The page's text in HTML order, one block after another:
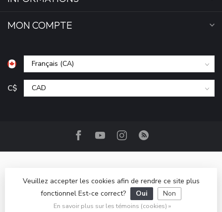
MON COMPTE
C$
© Copyright 2026 Camp Base.ca- Powered by Lightspeed
Lightspeed designbyDyvelopment
Veuillez accepter les cookies afin de rendre ce site plus
fonctionnel Est-ce correct?
Oui Non
En savoir plus sur les témoins (cookies) »